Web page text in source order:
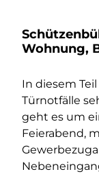
Wohnung,
In diesem
Türnotfälle
geht es um
Feierabend,